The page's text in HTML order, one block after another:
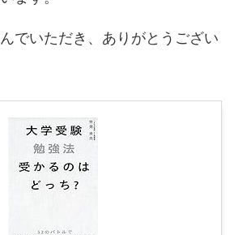
でいただき、ありがとうござい